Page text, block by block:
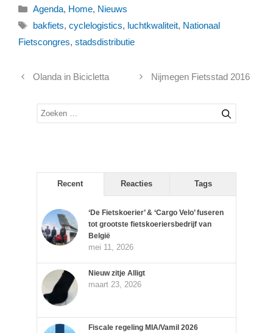
Categorieën
Agenda, Home, Nieuws
Tags
bakfiets, cyclelogistics, luchtkwaliteit, Nationaal
Fietscongres, stadsdistributie
Olanda in Bicicletta Nijmegen Fietsstad 2016
Zoek
Recent Reacties Tags
‘De Fietskoerier’ & ‘Cargo Velo’ fuseren
tot grootste fietskoeriersbedrijf van
België
mei 11, 2026
Nieuw zitje Alligt
maart 23, 2026
Fiscale regeling MIA/Vamil 2026